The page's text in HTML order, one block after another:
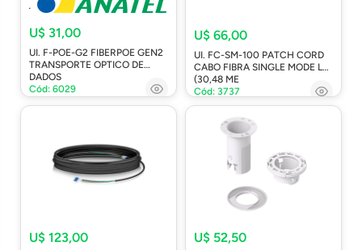
U$ 31,00
UI. F-POE-G2 FIBERPOE GEN2
TRANSPORTE OPTICO DE
DADOS
Cód: 6029
U$ 66,00
UI. FC-SM-100 PATCH CORD
CABO FIBRA SINGLE MODE LC
(30,48 ME
Cód: 3737
U$ 123,00 U$ 52,50